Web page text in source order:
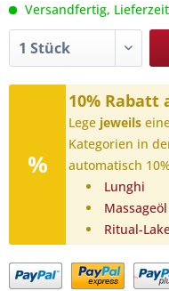
Versandfertig,
10% Rabatt
Lege jeweils
Kategorien in
automatisch
Lunghi
Massageöl
Ritual-